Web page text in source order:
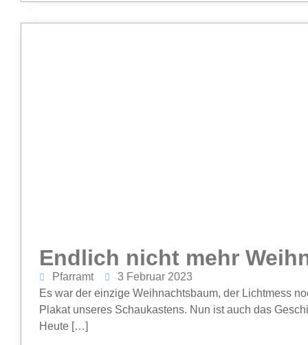
Endlich nicht mehr
Pfarramt
3 Februar 2023
Es war der einzige Weihnachtsbaum, der Lichtmess
Plakat unseres Schaukastens. Nun ist auch das
Heute […]